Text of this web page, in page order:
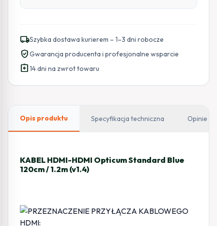
local_shippingSzybka dostawa kurierem – 1–3 dni robocze
verified_userGwarancja producenta i profesjonalne wsparcie
assignment_return14 dni na zwrot towaru
Opis produktu Specyfikacja techniczna Opinie
KABEL HDMI-HDMI Opticum Standard Blue
120cm / 1.2m (v1.4)